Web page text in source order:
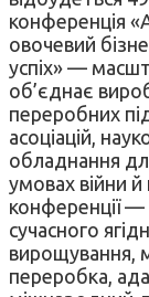
конференція
овочевий
успіх» —
об’єднає
переробних
асоціацій,
обладнання
умовах війни й
конференції —
сучасного
вирощування,
переробка,